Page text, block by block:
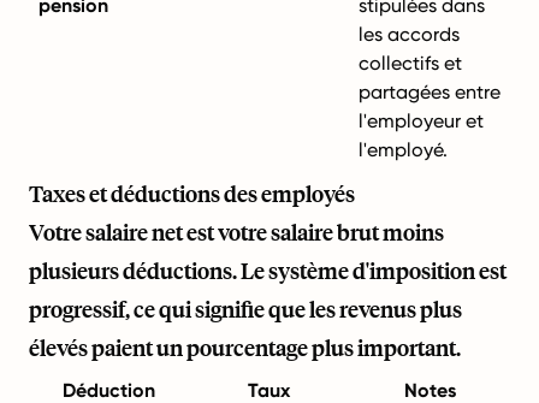
pension
stipulées dans
les accords
collectifs et
partagées entre
l'employeur et
l'employé.
Taxes et déductions des employés
Votre salaire net est votre salaire brut moins
plusieurs déductions. Le système d'imposition est
progressif, ce qui signifie que les revenus plus
élevés paient un pourcentage plus important.
Déduction Taux Notes